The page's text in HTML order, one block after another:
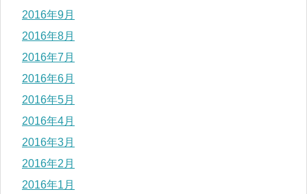
2016年9月
2016年8月
2016年7月
2016年6月
2016年5月
2016年4月
2016年3月
2016年2月
2016年1月